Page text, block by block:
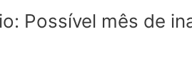
Possível mês de